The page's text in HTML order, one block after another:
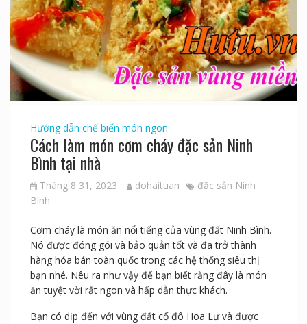
Hướng dẫn chế biến món ngon
Cách làm món cơm cháy đặc sản Ninh
Bình tại nhà
Tháng 8 31, 2023 dohaituan
đặc sản Ninh
Bình
Cơm cháy là món ăn nổi tiếng của vùng đất Ninh Bình.
Nó được đóng gói và bảo quản tốt và đã trở thành
hàng hóa bán toàn quốc trong các hệ thống siêu thị
bạn nhé. Nêu ra như vậy để bạn biết rằng đây là món
ăn tuyệt vời rất ngon và hấp dẫn thực khách.
Bạn có dịp đến với vùng đất cố đô Hoa Lư và được